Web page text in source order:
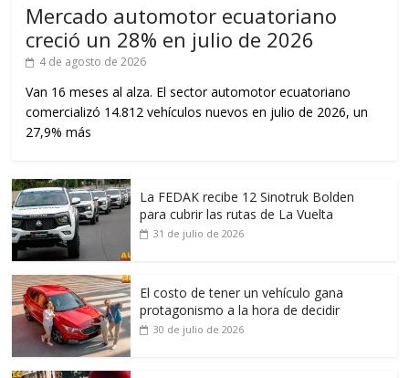
Mercado automotor ecuatoriano
creció un 28% en julio de 2026
4 de agosto de 2026
Van 16 meses al alza. El sector automotor ecuatoriano
comercializó 14.812 vehículos nuevos en julio de 2026, un
27,9% más
La FEDAK recibe 12 Sinotruk Bolden
para cubrir las rutas de La Vuelta
31 de julio de 2026
El costo de tener un vehículo gana
protagonismo a la hora de decidir
30 de julio de 2026